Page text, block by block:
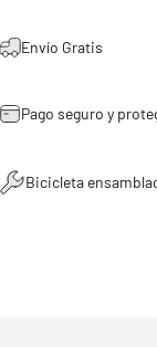
Envío Gratis
Pago seguro y
Bicicleta